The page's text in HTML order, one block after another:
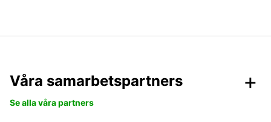
Våra samarbetspartners
Se alla våra partners